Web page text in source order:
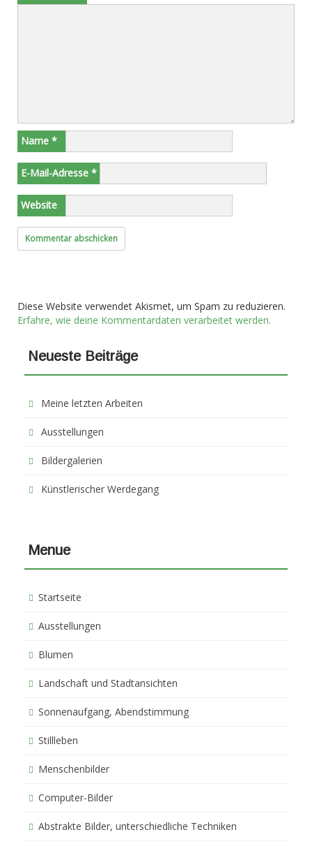
Name *
E-Mail-Adresse *
Website
Diese Website verwendet Akismet, um Spam zu reduzieren.
Erfahre, wie deine Kommentardaten verarbeitet werden.
Neueste Beiträge
Meine letzten Arbeiten
Ausstellungen
Bildergalerien
Künstlerischer Werdegang
Menue
Startseite
Ausstellungen
Blumen
Landschaft und Stadtansichten
Sonnenaufgang, Abendstimmung
Stillleben
Menschenbilder
Computer-Bilder
Abstrakte Bilder, unterschiedliche Techniken